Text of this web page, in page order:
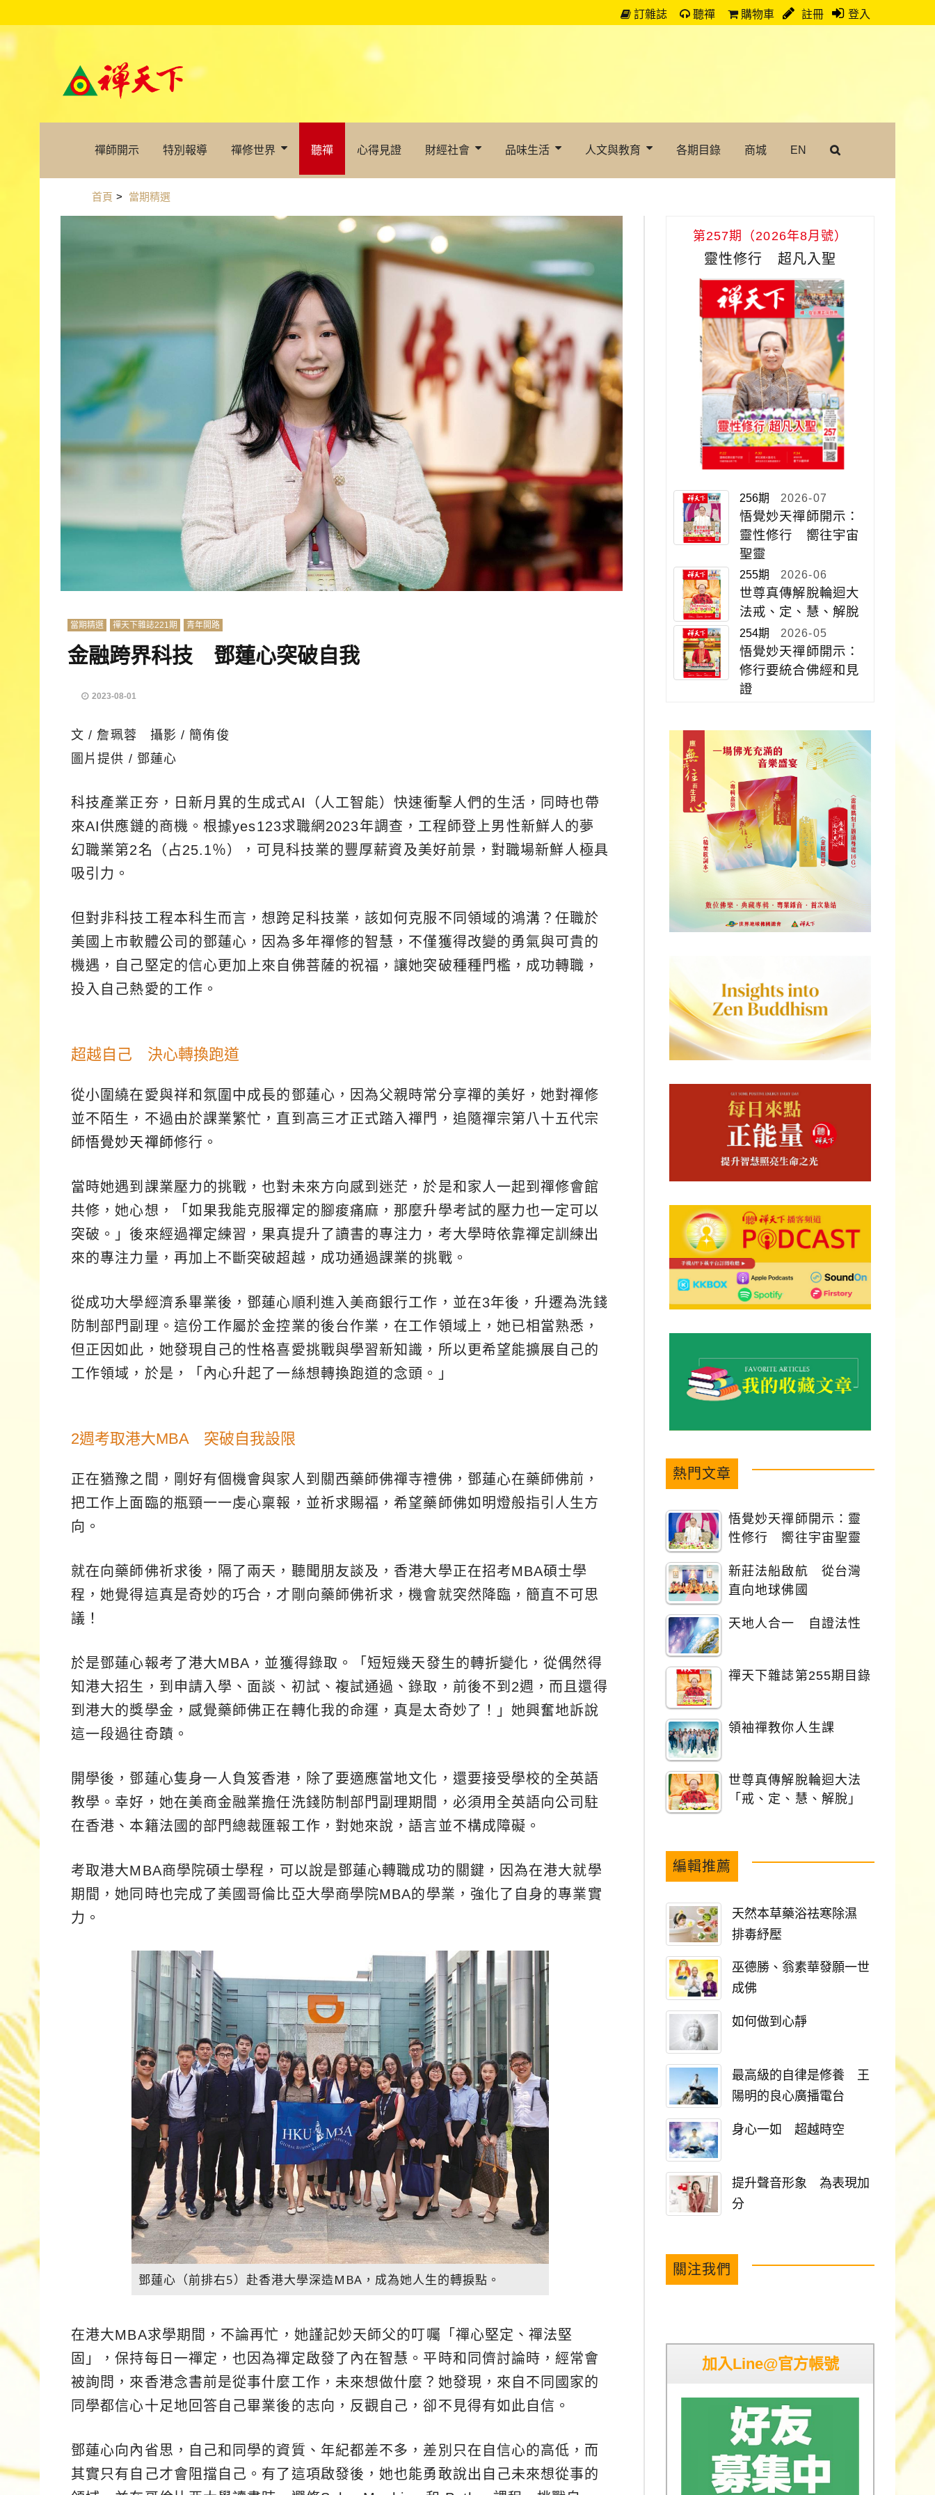
訂雜誌 聽禪 購物車 註冊 登入
禪師開示 特別報導 禪修世界 聽禪 心得見證 財經社會 品味生活 人文與教育 各期目錄 商城 EN
首頁 > 當期精選
當期精選 禪天下雜誌221期 青年開路
金融跨界科技 鄧蓮心突破自我
2023-08-01
文 / 詹珮蓉 攝影 / 簡侑俊
圖片提供 / 鄧蓮心
科技產業正夯，日新月異的生成式AI（人工智能）快速衝擊人們的生活，同時也帶
來AI供應鏈的商機。根據yes123求職網2023年調查，工程師登上男性新鮮人的夢
幻職業第2名（占25.1％），可見科技業的豐厚薪資及美好前景，對職場新鮮人極具
吸引力。
但對非科技工程本科生而言，想跨足科技業，該如何克服不同領域的鴻溝？任職於
美國上市軟體公司的鄧蓮心，因為多年禪修的智慧，不僅獲得改變的勇氣與可貴的
機遇，自己堅定的信心更加上來自佛菩薩的祝福，讓她突破種種門檻，成功轉職，
投入自己熱愛的工作。
超越自己 決心轉換跑道
從小圍繞在愛與祥和氛圍中成長的鄧蓮心，因為父親時常分享禪的美好，她對禪修
並不陌生，不過由於課業繁忙，直到高三才正式踏入禪門，追隨禪宗第八十五代宗
師悟覺妙天禪師修行。
當時她遇到課業壓力的挑戰，也對未來方向感到迷茫，於是和家人一起到禪修會館
共修，她心想，「如果我能克服禪定的腳痠痛麻，那麼升學考試的壓力也一定可以
突破。」後來經過禪定練習，果真提升了讀書的專注力，考大學時依靠禪定訓練出
來的專注力量，再加上不斷突破超越，成功通過課業的挑戰。
從成功大學經濟系畢業後，鄧蓮心順利進入美商銀行工作，並在3年後，升遷為洗錢
防制部門副理。這份工作屬於金控業的後台作業，在工作領域上，她已相當熟悉，
但正因如此，她發現自己的性格喜愛挑戰與學習新知識，所以更希望能擴展自己的
工作領域，於是，「內心升起了一絲想轉換跑道的念頭。」
2週考取港大MBA 突破自我設限
正在猶豫之間，剛好有個機會與家人到關西藥師佛禪寺禮佛，鄧蓮心在藥師佛前，
把工作上面臨的瓶頸一一虔心稟報，並祈求賜福，希望藥師佛如明燈般指引人生方
向。
就在向藥師佛祈求後，隔了兩天，聽聞朋友談及，香港大學正在招考MBA碩士學
程，她覺得這真是奇妙的巧合，才剛向藥師佛祈求，機會就突然降臨，簡直不可思
議！
於是鄧蓮心報考了港大MBA，並獲得錄取。「短短幾天發生的轉折變化，從偶然得
知港大招生，到申請入學、面談、初試、複試通過、錄取，前後不到2週，而且還得
到港大的獎學金，感覺藥師佛正在轉化我的命運，真是太奇妙了！」她興奮地訴說
這一段過往奇蹟。
開學後，鄧蓮心隻身一人負笈香港，除了要適應當地文化，還要接受學校的全英語
教學。幸好，她在美商金融業擔任洗錢防制部門副理期間，必須用全英語向公司駐
在香港、本籍法國的部門總裁匯報工作，對她來說，語言並不構成障礙。
考取港大MBA商學院碩士學程，可以說是鄧蓮心轉職成功的關鍵，因為在港大就學
期間，她同時也完成了美國哥倫比亞大學商學院MBA的學業，強化了自身的專業實
力。
鄧蓮心（前排右5）赴香港大學深造MBA，成為她人生的轉捩點。
在港大MBA求學期間，不論再忙，她謹記妙天師父的叮囑「禪心堅定、禪法堅
固」，保持每日一禪定，也因為禪定啟發了內在智慧。平時和同儕討論時，經常會
被詢問，來香港念書前是從事什麼工作，未來想做什麼？她發現，來自不同國家的
同學都信心十足地回答自己畢業後的志向，反觀自己，卻不見得有如此自信。
鄧蓮心向內省思，自己和同學的資質、年紀都差不多，差別只在自信心的高低，而
其實只有自己才會阻擋自己。有了這項啟發後，她也能勇敢說出自己未來想從事的
第257期（2026年8月號）
靈性修行 超凡入聖
256期 2026-07
悟覺妙天禪師開示：
靈性修行 嚮往宇宙
聖靈
255期 2026-06
世尊真傳解脫輪迴大
法戒、定、慧、解脫
254期 2026-05
悟覺妙天禪師開示：
修行要統合佛經和見
證
熱門文章
悟覺妙天禪師開示：靈
性修行 嚮往宇宙聖靈
新莊法船啟航 從台灣
直向地球佛國
天地人合一 自證法性
禪天下雜誌第255期目錄
領袖禪教你人生課
世尊真傳解脫輪迴大法
「戒、定、慧、解脫」
編輯推薦
天然本草藥浴祛寒除濕
排毒紓壓
巫德勝、翁素華發願一世
成佛
如何做到心靜
最高級的自律是修養 王
陽明的良心廣播電台
身心一如 超越時空
提升聲音形象 為表現加
分
關注我們
加入Line@官方帳號